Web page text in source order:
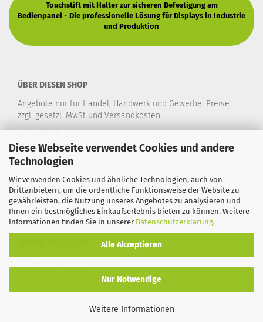
Diese Webseite verwendet Cookies und andere
Technologien
Wir verwenden Cookies und ähnliche Technologien, auch von
Drittanbietern, um die ordentliche Funktionsweise der Website zu
gewährleisten, die Nutzung unseres Angebotes zu analysieren und
Ihnen ein bestmögliches Einkaufserlebnis bieten zu können. Weitere
Informationen finden Sie in unserer Datenschutzerklärung.
Alle Akzeptieren
Nur Notwendige
Weitere Informationen
Touchstift mit Halter zur sicheren Befestigung am
Bedienpanel - Die professionelle Lösung für Displays in Industrie
und Produktion
ÜBER DIESEN SHOP
Angebote nur für Handel, Handwerk und Gewerbe. Preise
zzgl. gesetzl. MwSt und Versandkosten.
Impressum
Kontakt
Versand- & Zahlungsbedingungen
Widerrufsrecht & Muster-Widerrufsformular
AGB
Privatsphäre und Datenschutz
Cookie Einstellungen